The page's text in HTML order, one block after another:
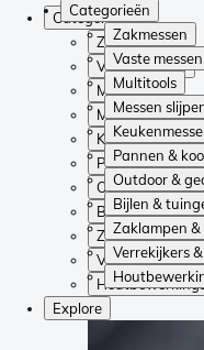
Categorieën
Zakmessen
Vaste messen
Multitools
Messen
Pannen &
Outdoor &
Bijlen &
Zaklampen
Verrekijkers
Categorieën
Zakmessen
Vaste messen
Multitools
Messen slijpen
Keukenmessen
Pannen &
Outdoor & gear
Bijlen &
Zaklampen &
Verrekijkers &
Explore